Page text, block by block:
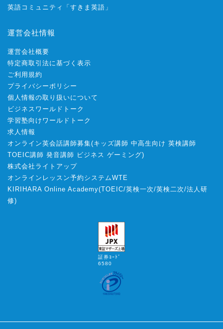
英語コミュニティ「すきま英語」
運営会社情報
運営会社概要
特定商取引法に基づく表示
ご利用規約
プライバシーポリシー
個人情報の取り扱いについて
ビジネスワールドトーク
学習塾向けワールドトーク
求人情報
オンライン英会話講師募集(キッズ講師 中高生向け 英検講師
TOEIC講師 発音講師 ビジネス ゲーミング)
株式会社ライトアップ
オンラインレッスン予約システムWTE
KIRIHARA Online Academy(TOEIC/英検一次/英検二次/法人研
修)
証券ｺｰﾄﾞ
6580